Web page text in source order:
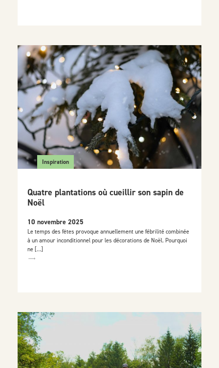
Inspiration
Quatre plantations où cueillir son sapin de
Noël
10 novembre 2025
Le temps des fêtes provoque annuellement une fébrilité combinée
à un amour inconditionnel pour les décorations de Noël. Pourquoi
ne […]